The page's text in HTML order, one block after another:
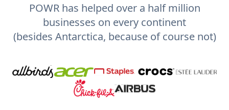
POWR has helped over a half million
businesses on every continent
(besides Antarctica, because of course not)